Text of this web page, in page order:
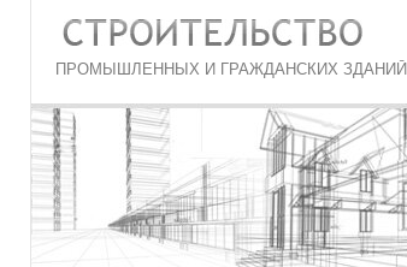
ПРОМЫШЛЕННЫХ И ГРАЖДАНСКИХ ЗДАНИЙ